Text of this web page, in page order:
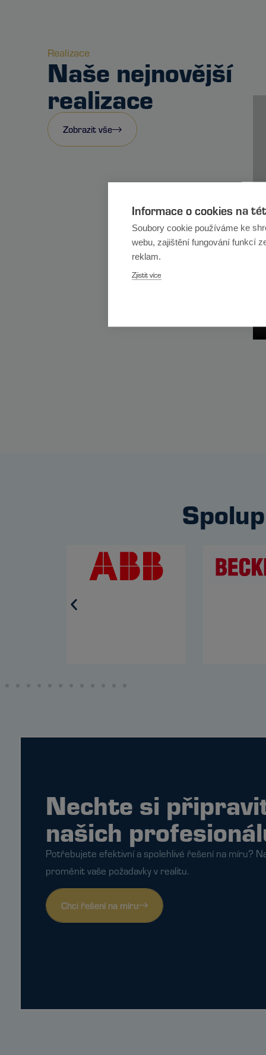
Realizace
Naše nejnovější
realizace
Zobrazit vše
Nechte si
našich
Potřebujete efektivní a spolehlivé řešení na míru?
proměnit vaše požadavky v realitu.
Chci řešení na míru
Informace o cookies na
Soubory cookie používáme ke
webu, zajištění fungování funkcí
reklam.
Zjistit více